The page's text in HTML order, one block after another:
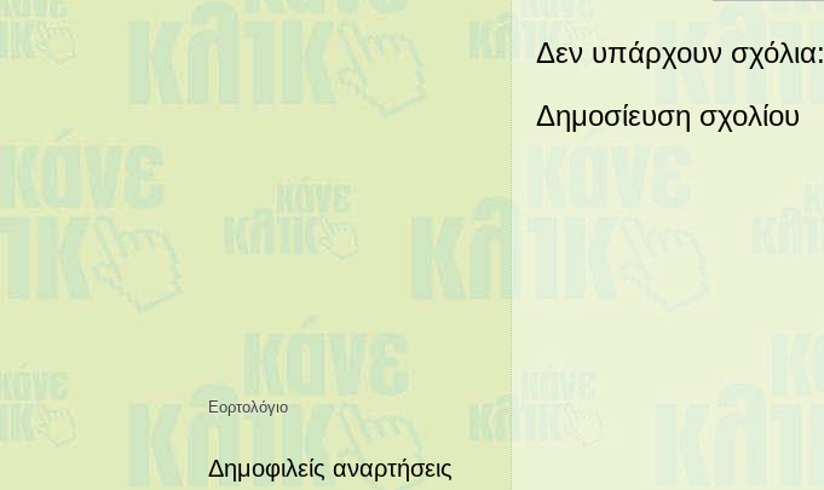
Δεν υπάρχουν σχόλια:
Δημοσίευση σχολίου
Εορτολόγιο
Δημοφιλείς αναρτήσεις